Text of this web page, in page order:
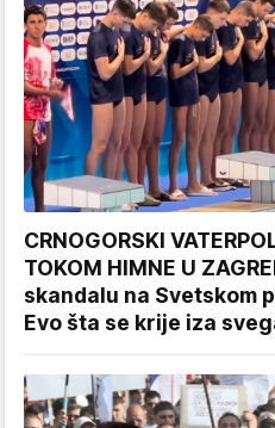
CRNOGORSKI
TOKOM HIMNE U
skandalu na Svetskom
Evo šta se krije iza